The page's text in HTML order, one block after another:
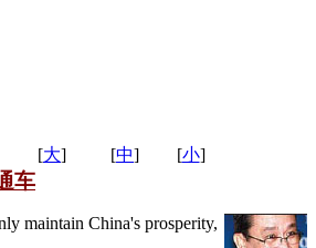
[大] [中] [小]
车
maintain China's prosperity,